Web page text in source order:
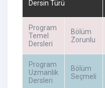
Dersin Türü
Program
Temel
Dersleri
Bölüm
Zorunlu
Program
Uzmanlık
Dersleri
Bölüm
Seçmeli